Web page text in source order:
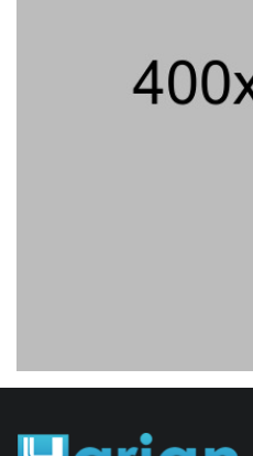
03/08/2026
Geger! Nama
Kereta Cepat